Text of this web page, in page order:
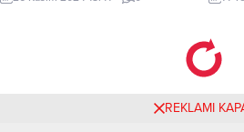
Erdoğan, Avrupa İmar ve Kalkınma
ve
REKLAMI